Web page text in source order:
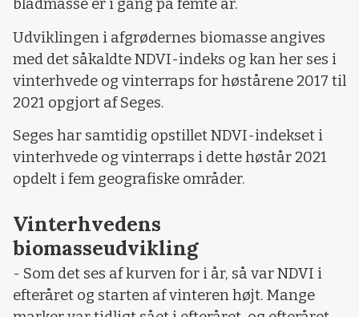
bladmasse er i gang på femte år.
Udviklingen i afgrødernes biomasse angives
med det såkaldte NDVI-indeks og kan her ses i
vinterhvede og vinterraps for høstårene 2017 til
2021 opgjort af Seges.
Seges har samtidig opstillet NDVI-indekset i
vinterhvede og vinterraps i dette høstår 2021
opdelt i fem geografiske områder.
Vinterhvedens
biomasseudvikling
- Som det ses af kurven for i år, så var NDVI i
efteråret og starten af vinteren højt. Mange